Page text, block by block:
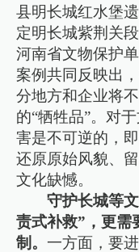
县明长城红水堡
定明长城紫荆关
河南省文物保护
案例共同反映出
分地方和企业将
的“牺牲品”。对
害是不可逆的，
还原原始风貌、
文化缺憾。
守护长城等
责式补救”，更需
制。一方面，要